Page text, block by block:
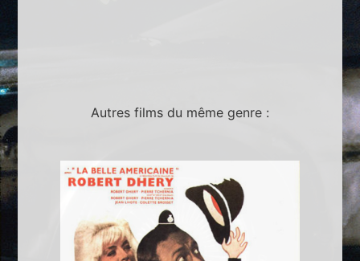
Autres films du même genre :